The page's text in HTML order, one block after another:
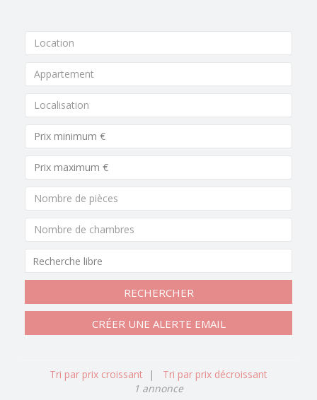
Location
Appartement
Localisation
Nombre de pièces
Nombre de chambres
RECHERCHER
CRÉER UNE ALERTE EMAIL
Tri par prix croissant |
Tri par prix décroissant
1 annonce